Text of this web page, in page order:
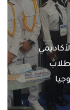
طلاب